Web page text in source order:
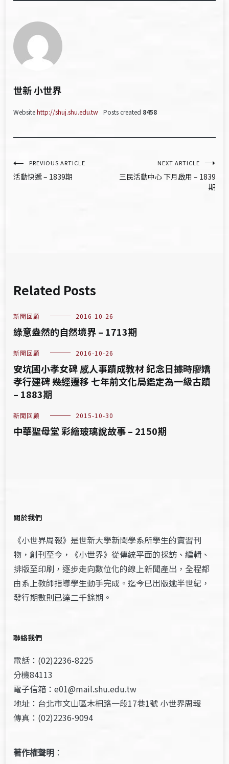
世新 小世界
Websitehttp://shuj.shu.edu.tw Posts created 8458
文
章
PREVIOUS ARTICLE
活動快遞 – 1839期
NEXT ARTICLE
三民活動中心 下月啟用 – 1839
期
Related Posts
新聞回顧 2016-10-26
綠意盎然的自然境界 – 1713期
新聞回顧 2016-10-26
安坑國小孝女碑 感人事蹟成教材 紀念日據時廖嬌
孝行建碑 幾經遷移 七年前文化局鑑定為一級古蹟
– 1883期
新聞回顧 2015-10-30
中華聖母堂 彩繪玻璃說故事 – 2150期
關於我們
《小世界周報》是世新大學新聞學系所學生的實習刊
物，創刊至今，《小世界》從傳統平面的採訪、編輯、
排版至印刷，逐步走向數位化的線上新聞產出，全程都
由系上教師指導學生動手完成。迄今已出版逾半世紀，
發行期數則已達二千餘期。
聯絡我們
電話：(02)2236-8225
分機84113
電子信箱：e01@mail.shu.edu.tw
地址：台北市文山區木柵路一段17巷1號 小世界周報
傳真：(02)2236-9094
著作權聲明 ：